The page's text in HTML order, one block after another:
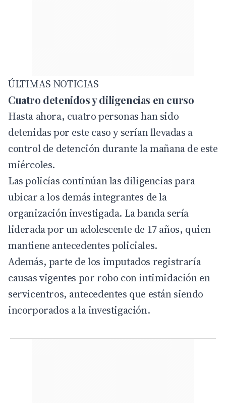
ÚLTIMAS NOTICIAS
Cuatro detenidos y diligencias en curso
Hasta ahora, cuatro personas han sido
detenidas por este caso y serían llevadas a
control de detención durante la mañana de este
miércoles.
Las policías continúan las diligencias para
ubicar a los demás integrantes de la
organización investigada. La banda sería
liderada por un adolescente de 17 años, quien
mantiene antecedentes policiales.
Además, parte de los imputados registraría
causas vigentes por robo con intimidación en
servicentros, antecedentes que están siendo
incorporados a la investigación.